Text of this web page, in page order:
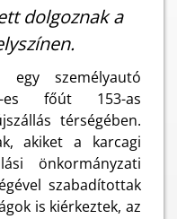
dolgoznak a
személyautó
főút 153-as
térségében.
akiket a karcagi
önkormányzati
szabadítottak
is kiérkeztek, az